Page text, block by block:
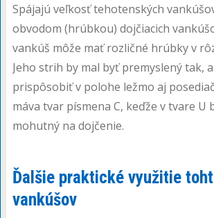
Spájajú veľkosť tehotenských
obvodom (hrúbkou) dojčiacich
vankúš môže mať rozličné hrúbky v
Jeho strih by mal byť premyslený tak,
prispôsobiť v polohe ležmo aj
máva tvar písmena C, keďže v tvare U
mohutný na dojčenie.
Ďalšie praktické využitie
vankúšov